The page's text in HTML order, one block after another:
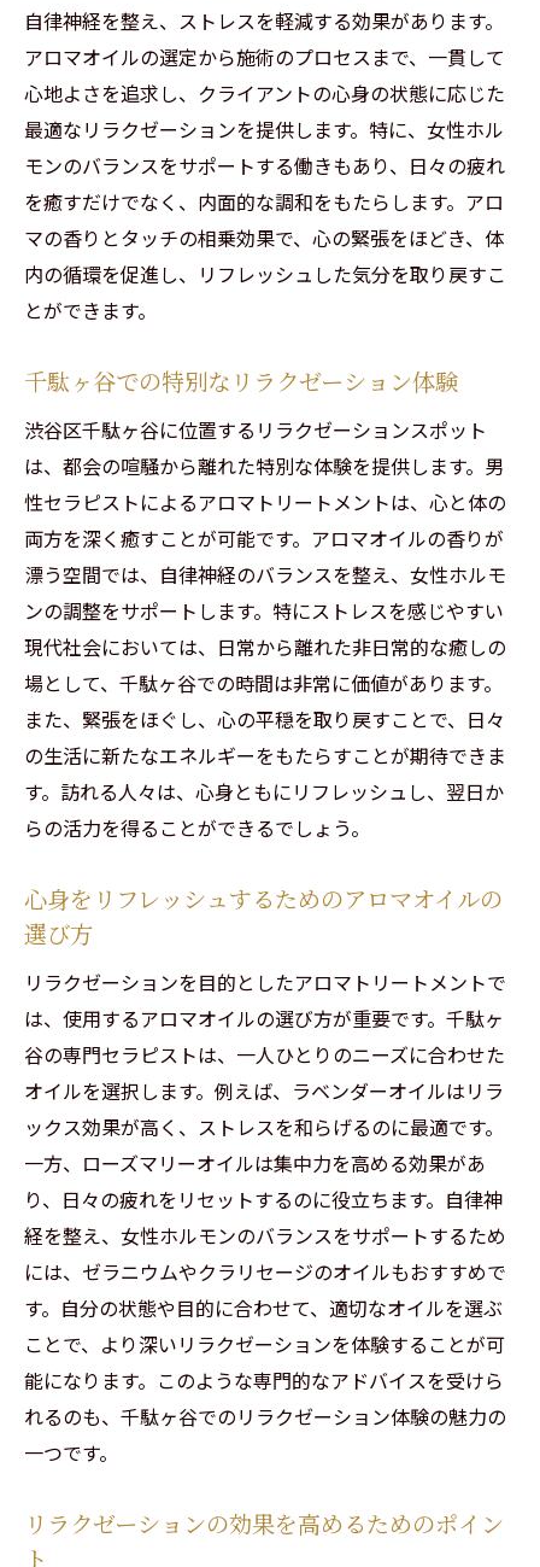
自律神経に働きかけるアロマの効果
女性ホルモンバランスを整えるための香り
選び
アロマトリートメントがもたらす心の安定
ホルモンバランスをサポートするリラクゼ
ーション法
心地よい香りが体に与えるリズムへの影響
リラクゼーションを通じた健康維持の重要
都会の喧騒を忘れさせる渋谷区の静かなリラク
静けさを求めるリラクゼーションの選択肢
千駄ヶ谷で味わう落ち着いたひととき
都会にいながら自然を感じるリラクゼーシ
ョン
心と体を癒すための最適な環境選び
リラクゼーションに適した静かな場所の見
つけ方
心を解放する静かで穏やかな空間の重要性
男性セラピストが提供する贅沢なアロマトリー
トメントで心身をリフレッシュ
男性セラピストの手技がもたらす安心感
アロマトリートメントで得られるリフレッ
アロマトリートメントの贅沢な時間を楽し
リフレッシュ効果を高めるための心構え
心と体に活力を与えるアロマの選び方
心地よい香りに包まれたリラクゼーションの驚
くべき効果
香りがもたらす心への癒しのメカニズム
アロマトリートメントで感じる香りの変化
ストレス軽減に効果的な香りの選び方
香りの力で心と体を癒すプロセス
心地よい香りがリラクゼーションに与える
日常のストレスから解放されるためのリラクゼ
自律神経を整え、ストレスを軽減する効果があります。
アロマオイルの選定から施術のプロセスまで、一貫して
心地よさを追求し、クライアントの心身の状態に応じた
最適なリラクゼーションを提供します。特に、女性ホル
モンのバランスをサポートする働きもあり、日々の疲れ
を癒すだけでなく、内面的な調和をもたらします。アロ
マの香りとタッチの相乗効果で、心の緊張をほどき、体
内の循環を促進し、リフレッシュした気分を取り戻すこ
とができます。
千駄ヶ谷での特別なリラクゼーション体験
渋谷区千駄ヶ谷に位置するリラクゼーションスポット
は、都会の喧騒から離れた特別な体験を提供します。男
性セラピストによるアロマトリートメントは、心と体の
両方を深く癒すことが可能です。アロマオイルの香りが
漂う空間では、自律神経のバランスを整え、女性ホルモ
ンの調整をサポートします。特にストレスを感じやすい
現代社会においては、日常から離れた非日常的な癒しの
場として、千駄ヶ谷での時間は非常に価値があります。
また、緊張をほぐし、心の平穏を取り戻すことで、日々
の生活に新たなエネルギーをもたらすことが期待できま
す。訪れる人々は、心身ともにリフレッシュし、翌日か
らの活力を得ることができるでしょう。
心身をリフレッシュするためのアロマオイルの
選び方
リラクゼーションを目的としたアロマトリートメントで
は、使用するアロマオイルの選び方が重要です。千駄ヶ
谷の専門セラピストは、一人ひとりのニーズに合わせた
オイルを選択します。例えば、ラベンダーオイルはリラ
ックス効果が高く、ストレスを和らげるのに最適です。
一方、ローズマリーオイルは集中力を高める効果があ
り、日々の疲れをリセットするのに役立ちます。自律神
経を整え、女性ホルモンのバランスをサポートするため
には、ゼラニウムやクラリセージのオイルもおすすめで
す。自分の状態や目的に合わせて、適切なオイルを選ぶ
ことで、より深いリラクゼーションを体験することが可
能になります。このような専門的なアドバイスを受けら
れるのも、千駄ヶ谷でのリラクゼーション体験の魅力の
一つです。
リラクゼーションの効果を高めるためのポイン
ト